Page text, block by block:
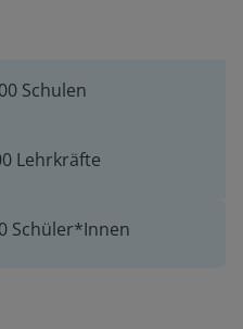
Schulen
Lehrkräfte
Schüler*Innen